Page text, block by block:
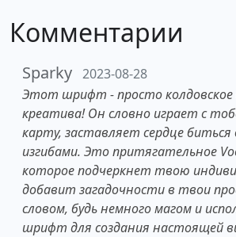
Комментарии
Sparky 2023-08-28
Этот шрифт - просто колдовское
креатива! Он словно играет с
карту, заставляет сердце биться
изгибами. Это притягательное
которое подчеркнет твою
добавит загадочности в твои
словом, будь немного магом и
шрифт для создания настоящей